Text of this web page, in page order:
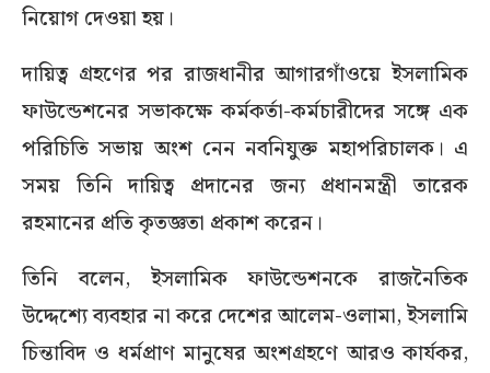
নিয়োগ দেওয়া হয়।
দায়িত্ব গ্রহণের পর রাজধানীর আগারগাঁওয়ে ইসলামিক
ফাউন্ডেশনের সভাকক্ষে কর্মকর্তা-কর্মচারীদের সঙ্গে এক
পরিচিতি সভায় অংশ নেন নবনিযুক্ত মহাপরিচালক। এ
সময় তিনি দায়িত্ব প্রদানের জন্য প্রধানমন্ত্রী তারেক
রহমানের প্রতি কৃতজ্ঞতা প্রকাশ করেন।
তিনি বলেন, ইসলামিক ফাউন্ডেশনকে রাজনৈতিক
উদ্দেশ্যে ব্যবহার না করে দেশের আলেম-ওলামা, ইসলামি
চিন্তাবিদ ও ধর্মপ্রাণ মানুষের অংশগ্রহণে আরও কার্যকর,